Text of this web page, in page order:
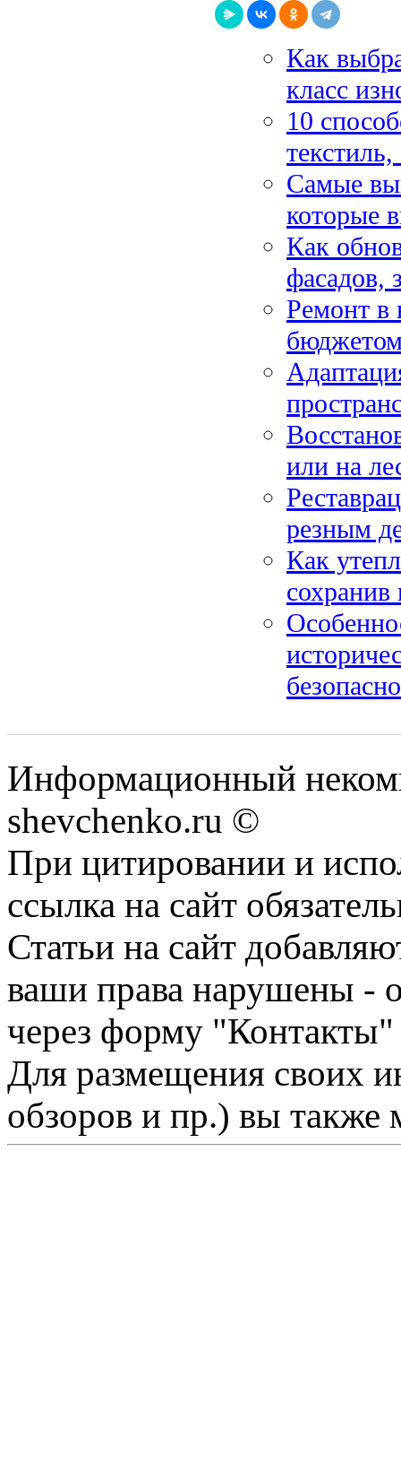
Как
класс
10
Самые
которые
Как
фасадов,
Ремонт в
или на
резным
Как
Информационный
shevchenko.ru ©
При цитировании и
ссылка на сайт
Статьи на сайт
ваши права нарушены -
через форму "Контакты"
Для размещения своих
обзоров и пр.) вы также